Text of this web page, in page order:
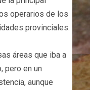
operarios de los
provinciales.
áreas que iba a
pero en un
aunque